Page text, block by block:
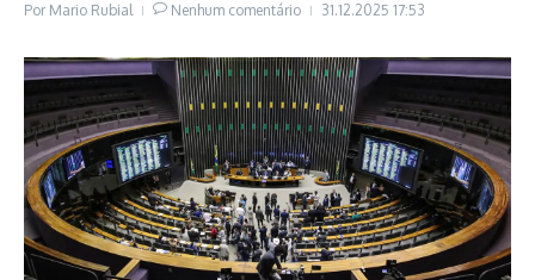
Por Mario Rubial Nenhum comentário 31.12.2025 17:53